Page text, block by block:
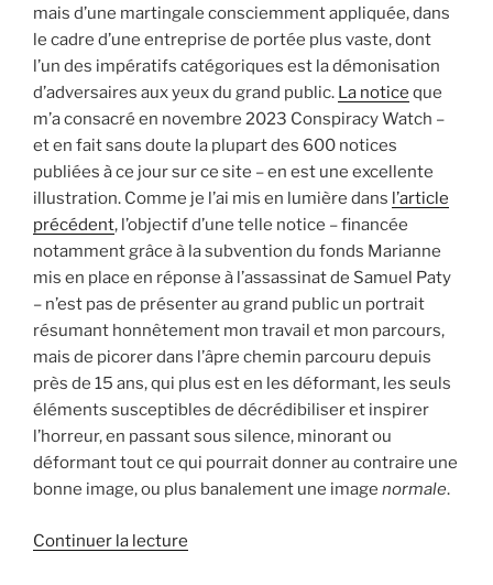
mais d’une martingale consciemment appliquée, dans
le cadre d’une entreprise de portée plus vaste, dont
l’un des impératifs catégoriques est la démonisation
d’adversaires aux yeux du grand public. La notice que
m’a consacré en novembre 2023 Conspiracy Watch –
et en fait sans doute la plupart des 600 notices
publiées à ce jour sur ce site – en est une excellente
illustration. Comme je l’ai mis en lumière dans l’article
précédent, l’objectif d’une telle notice – financée
notamment grâce à la subvention du fonds Marianne
mis en place en réponse à l’assassinat de Samuel Paty
– n’est pas de présenter au grand public un portrait
résumant honnêtement mon travail et mon parcours,
mais de picorer dans l’âpre chemin parcouru depuis
près de 15 ans, qui plus est en les déformant, les seuls
éléments susceptibles de décrédibiliser et inspirer
l’horreur, en passant sous silence, minorant ou
déformant tout ce qui pourrait donner au contraire une
bonne image, ou plus banalement une image normale.
Continuer la lecture